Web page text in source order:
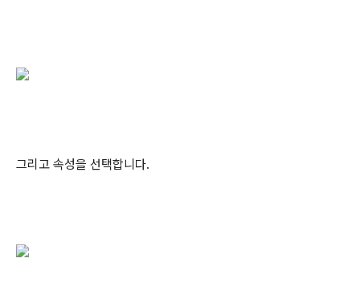
그리고 속성을 선택합니다.